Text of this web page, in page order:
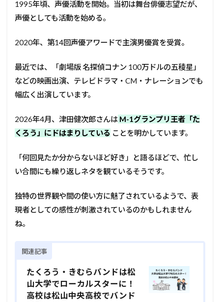
1995年頃、声優活動を開始。当初は舞台俳優志望だが、
声優としても活動を始める。
2020年、第14回声優アワードで主演男優賞を受賞。
最近では、「劇場版 名探偵コナン 100万ドルの五稜星」
などの映画出演、テレビドラマ・CM・ナレーションでも
幅広く出演しています。
2026年4月、津田健次郎さんは M-1グランプリ王者「た
くろう」にドはまりしている ことを明かしています。
「何回見たか分からないほど好き」と語るほどで、忙し
い合間にも繰り返しネタを観ているそうです。
独特の世界観や間の使い方に魅了されているようで、表
現者としての感性が刺激されているのかもしれません
ね。
関連記事
たくろう・きむらバンドは松
山大学でローカルスターに！
高校は松山中央高校でバンド